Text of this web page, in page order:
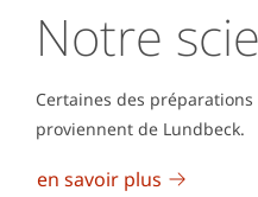
Notre
Certaines des
proviennent de Lundbeck.
en savoir plus